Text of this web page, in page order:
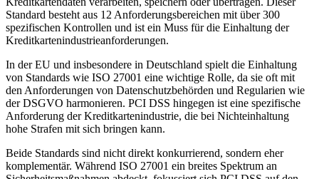
Standard besteht aus 12 Anforderungsbereichen mit über 300
spezifischen Kontrollen und ist ein Muss für die Einhaltung der
Kreditkartenindustrieanforderungen.
In der EU und insbesondere in Deutschland spielt die Einhaltung
von Standards wie ISO 27001 eine wichtige Rolle, da sie oft mit
den Anforderungen von Datenschutzbehörden und Regularien wie
der DSGVO harmonieren. PCI DSS hingegen ist eine spezifische
Anforderung der Kreditkartenindustrie, die bei Nichteinhaltung
hohe Strafen mit sich bringen kann.
Beide Standards sind nicht direkt konkurrierend, sondern eher
komplementär. Während ISO 27001 ein breites Spektrum an